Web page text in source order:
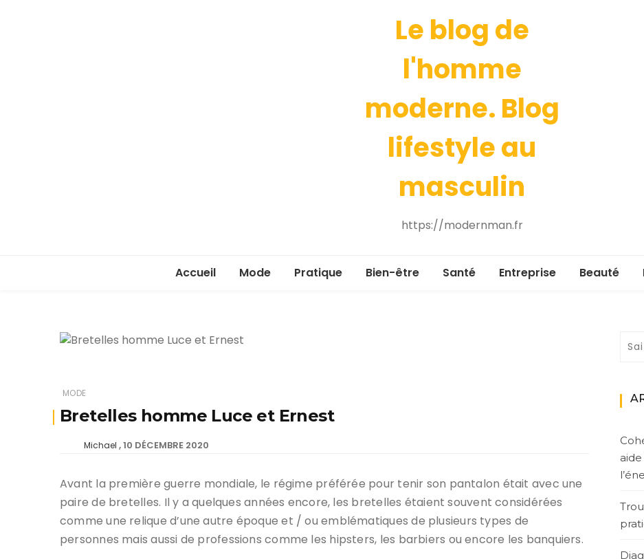
Le blog de
l'homme
moderne. Blog
lifestyle au
masculin
https://modernman.fr
Accueil Mode Pratique Bien-être Santé Entreprise Beauté
MODE
Bretelles homme Luce et Ernest
Michael 10 DÉCEMBRE 2020
Avant la première guerre mondiale, le régime préférée pour tenir son pantalon était avec une
paire de bretelles. Il y a quelques années encore, les bretelles étaient souvent considérées
comme une relique d’une autre époque et / ou emblématiques de plusieurs types de
personnes mais aussi de professions comme les hipsters, les barbiers ou encore les banquiers.